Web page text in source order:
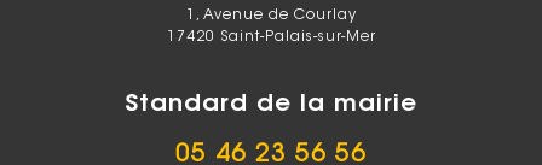
1, Avenue de Courlay
17420 Saint-Palais-sur-Mer
Standard de la mairie
05 46 23 56 56